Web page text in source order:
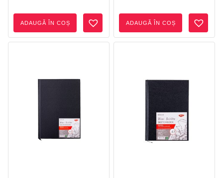
ADAUGĂ ÎN COȘ ADAUGĂ ÎN COȘ